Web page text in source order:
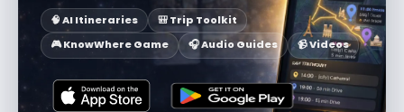
🧠 AI Itineraries
🎒 Trip Toolkit
🎮 KnowWhere Game
🎧 Audio Guides 📹 Videos